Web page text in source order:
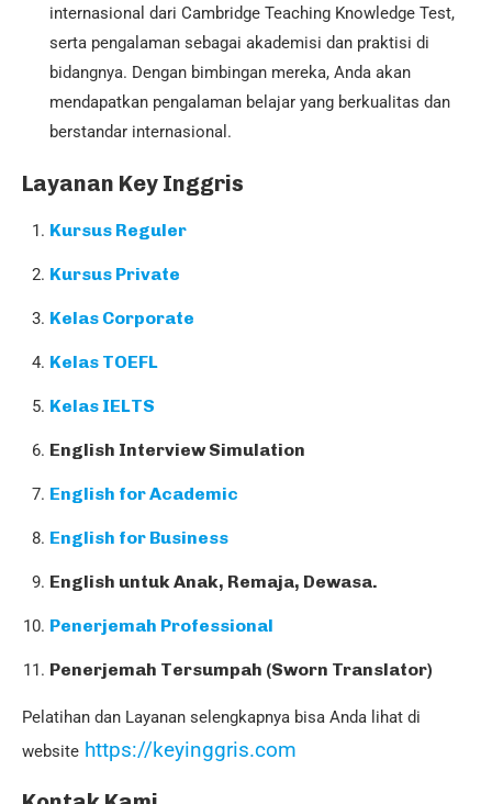
internasional dari Cambridge Teaching Knowledge Test,
serta pengalaman sebagai akademisi dan praktisi di
bidangnya. Dengan bimbingan mereka, Anda akan
mendapatkan pengalaman belajar yang berkualitas dan
berstandar internasional.
Layanan Key Inggris
Kursus Reguler
Kursus Private
Kelas Corporate
Kelas TOEFL
Kelas IELTS
English Interview Simulation
English for Academic
English for Business
English untuk Anak, Remaja, Dewasa.
Penerjemah Professional
Penerjemah Tersumpah (Sworn Translator)
Pelatihan dan Layanan selengkapnya bisa Anda lihat di
website https://keyinggris.com